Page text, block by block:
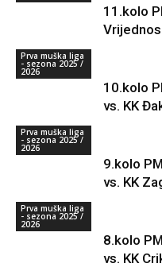
11.kolo
Prva muška liga
- sezona 2025 /
2026
10.kolo
vs. KK
Prva muška liga
- sezona 2025 /
2026
9.kolo
vs. KK
Prva muška liga
- sezona 2025 /
2026
8.kolo
vs. KK